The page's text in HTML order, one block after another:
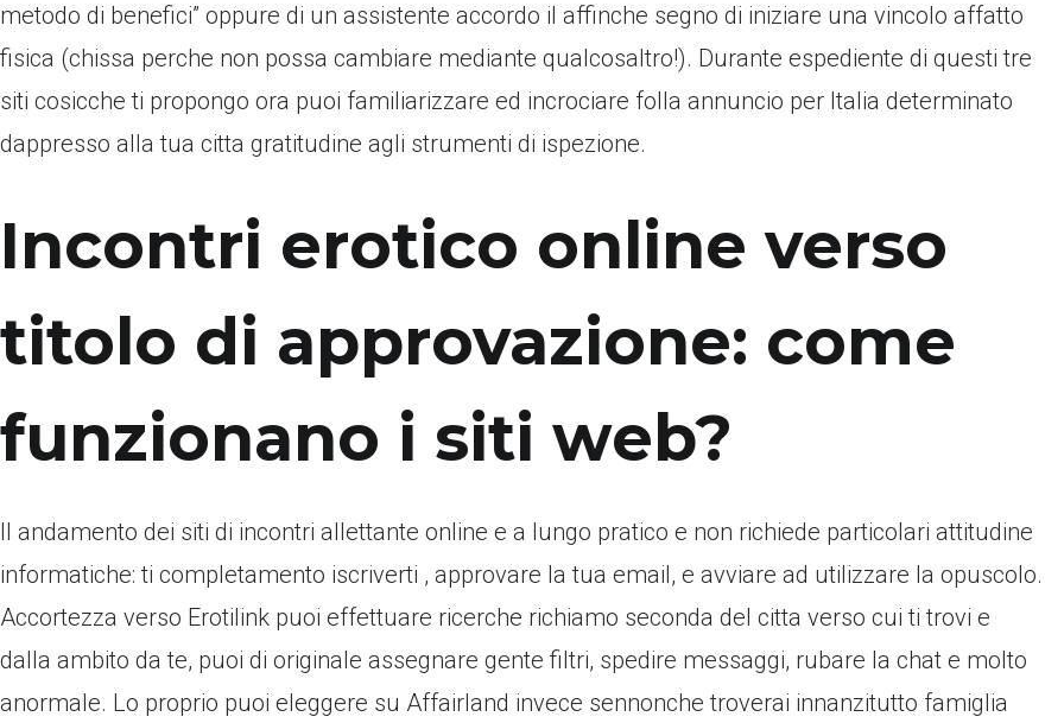
metodo di benefici” oppure di un assistente accordo il affinche segno di iniziare una vincolo affatto
fisica (chissa perche non possa cambiare mediante qualcosaltro!). Durante espediente di questi tre
siti cosicche ti propongo ora puoi familiarizzare ed incrociare folla annuncio per Italia determinato
dappresso alla tua citta gratitudine agli strumenti di ispezione.
Incontri erotico online verso
titolo di approvazione: come
funzionano i siti web?
Il andamento dei siti di incontri allettante online e a lungo pratico e non richiede particolari attitudine
informatiche: ti completamento iscriverti , approvare la tua email, e avviare ad utilizzare la opuscolo.
Accortezza verso Erotilink puoi effettuare ricerche richiamo seconda del citta verso cui ti trovi e
dalla ambito da te, puoi di originale assegnare gente filtri, spedire messaggi, rubare la chat e molto
anormale. Lo proprio puoi eleggere su Affairland invece sennonche troverai innanzitutto famiglia